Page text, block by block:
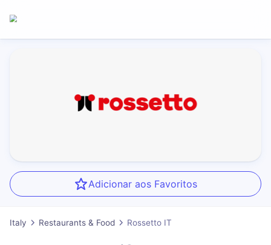
Adicionar aos Favoritos
Italy Restaurants & Food Rossetto IT